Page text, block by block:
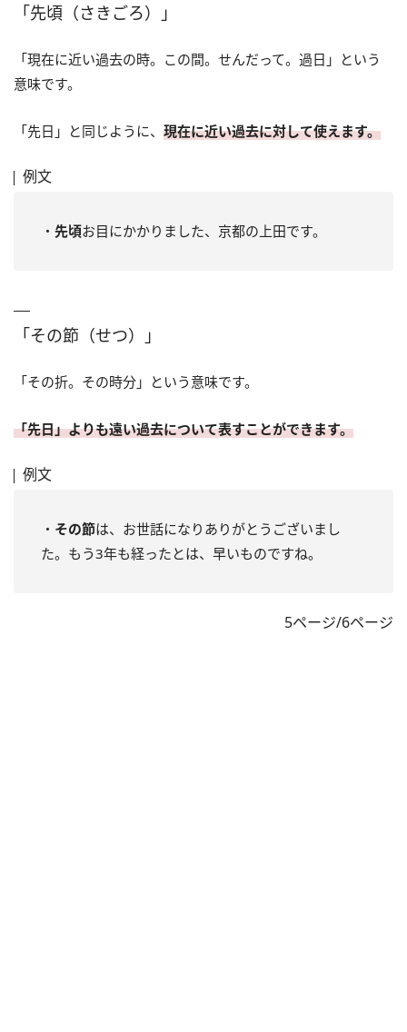
「先頃（さきごろ）」
「現在に近い過去の時。この間。せんだって。過日」という
意味です。
「先日」と同じように、 現在に近い過去に対して使えます。
例文
・ 先頃お目にかかりました、京都の上田です。
「その節（せつ）」
「その折。その時分」という意味です。
「先日」よりも遠い過去について表すことができます。
例文
・ その節は、お世話になりありがとうございまし
た。もう3年も経ったとは、早いものですね。
5ページ/6ページ